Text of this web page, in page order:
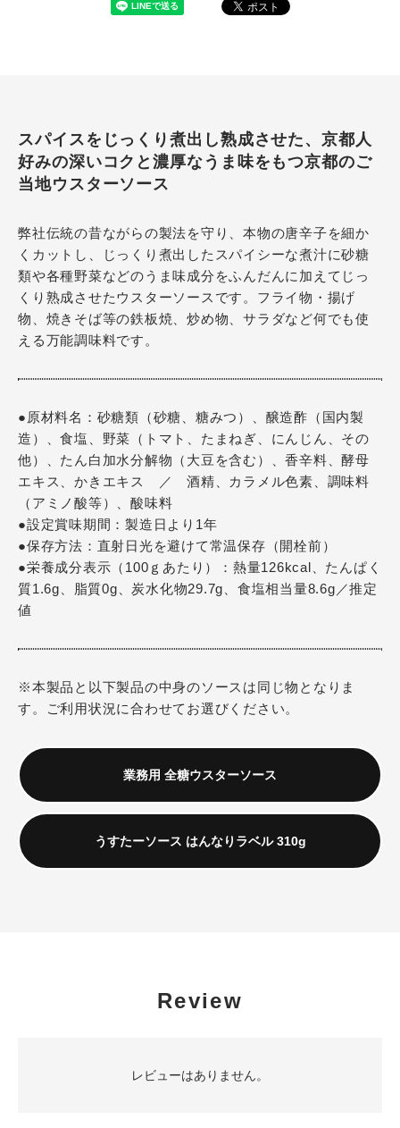
スパイスをじっくり煮出し熟成させた、京都人
好みの深いコクと濃厚なうま味をもつ京都のご
当地ウスターソース
弊社伝統の昔ながらの製法を守り、本物の唐辛子を細か
くカットし、じっくり煮出したスパイシーな煮汁に砂糖
類や各種野菜などのうま味成分をふんだんに加えてじっ
くり熟成させたウスターソースです。フライ物・揚げ
物、焼きそば等の鉄板焼、炒め物、サラダなど何でも使
える万能調味料です。
●原材料名：砂糖類（砂糖、糖みつ）、醸造酢（国内製
造）、食塩、野菜（トマト、たまねぎ、にんじん、その
他）、たん白加水分解物（大豆を含む）、香辛料、酵母
エキス、かきエキス ／ 酒精、カラメル色素、調味料
（アミノ酸等）、酸味料
●設定賞味期間：製造日より1年
●保存方法：直射日光を避けて常温保存（開栓前）
●栄養成分表示（100ｇあたり）：熱量126kcal、たんぱく
質1.6g、脂質0g、炭水化物29.7g、食塩相当量8.6g／推定
値
※本製品と以下製品の中身のソースは同じ物となりま
す。ご利用状況に合わせてお選びください。
業務用 全糖ウスターソース
うすたーソース はんなりラベル 310g
Review
レビューはありません。